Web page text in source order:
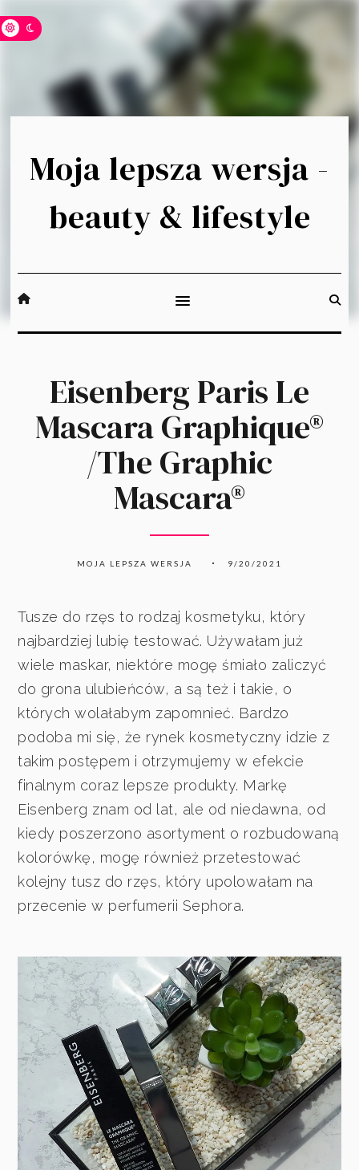
Moja lepsza wersja -
beauty & lifestyle
Eisenberg Paris Le
Mascara Graphique®
/The Graphic
Mascara®
MOJA LEPSZA WERSJA 9/20/2021
Tusze do rzęs to rodzaj kosmetyku, który
najbardziej lubię testować. Używałam już
wiele maskar, niektóre mogę śmiało zaliczyć
do grona ulubieńców, a są też i takie, o
których wolałabym zapomnieć. Bardzo
podoba mi się, że rynek kosmetyczny idzie z
takim postępem i otrzymujemy w efekcie
finalnym coraz lepsze produkty. Markę
Eisenberg znam od lat, ale od niedawna, od
kiedy poszerzono asortyment o rozbudowaną
kolorówkę, mogę również przetestować
kolejny tusz do rzęs, który upolowałam na
przecenie w perfumerii Sephora.